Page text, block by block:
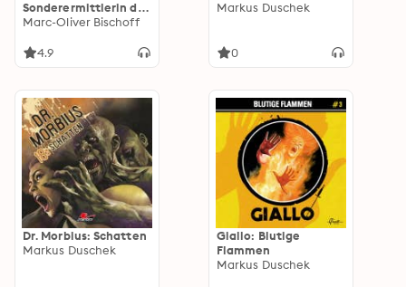
Sonderermittlerin der
Krone: Folge 11:
Marc-Oliver Bischoff
4.9
Markus Duschek
0
Dr. Morbius: Schatten
Markus Duschek
Giallo: Blutige
Flammen
Markus Duschek